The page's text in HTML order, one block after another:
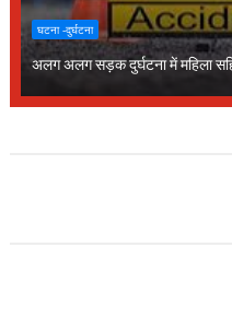
घटना -दुर्घटना
अलग अलग सड़क दुर्घटना में महिला